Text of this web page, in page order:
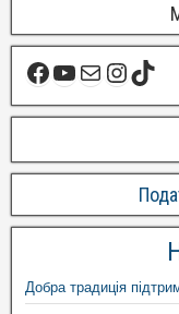
Добра традиція